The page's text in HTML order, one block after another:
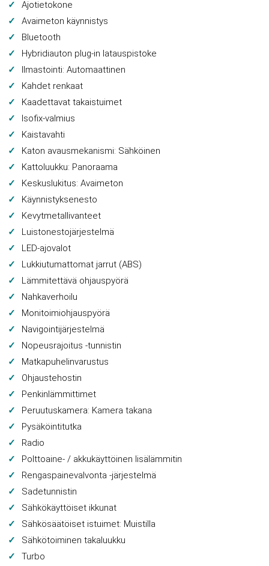
Ajotietokone
Avaimeton käynnistys
Bluetooth
Hybridiauton plug-in latauspistoke
Ilmastointi: Automaattinen
Kahdet renkaat
Kaadettavat takaistuimet
Isofix-valmius
Kaistavahti
Katon avausmekanismi: Sähköinen
Kattoluukku: Panoraama
Keskuslukitus: Avaimeton
Käynnistyksenesto
Kevytmetallivanteet
Luistonestojärjestelmä
LED-ajovalot
Lukkiutumattomat jarrut (ABS)
Lämmitettävä ohjauspyörä
Nahkaverhoilu
Monitoimiohjauspyörä
Navigointijärjestelmä
Nopeusrajoitus -tunnistin
Matkapuhelinvarustus
Ohjaustehostin
Penkinlämmittimet
Peruutuskamera: Kamera takana
Pysäköintitutka
Radio
Polttoaine- / akkukäyttöinen lisälämmitin
Rengaspainevalvonta -järjestelmä
Sadetunnistin
Sähkökäyttöiset ikkunat
Sähkösäätöiset istuimet: Muistilla
Sähkötoiminen takaluukku
Turbo